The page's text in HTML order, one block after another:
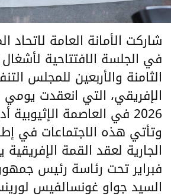
شاركت الأمانة العامة لاتحاد
في الجلسة الافتتاحية لأشغال
الثامنة والأربعين للمجلس
2026 في العاصمة الإثيوبية أديس أبابا.
وتأتي هذه الاجتماعات في
فبراير تحت رئاسة رئيس
السيد جواو غونسالفيس